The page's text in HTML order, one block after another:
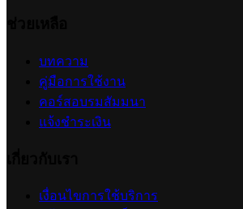
บทความ
คู่มือการใช้งาน
คอร์สอบรมสัมมนา
แจ้งชำระเงิน
เงื่อนไขการใช้บริการ